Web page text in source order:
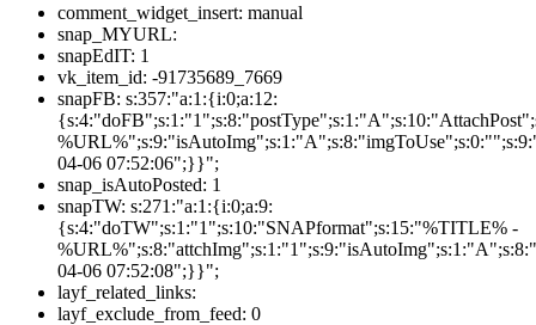
comment_widget_insert: manual
snap_MYURL:
snapEdIT: 1
vk_item_id: -91735689_7669
snapFB: s:357:"a:1:{i:0;a:12:
04-06 07:52:06";}}";
snap_isAutoPosted: 1
snapTW: s:271:"a:1:{i:0;a:9:
{s:4:"doTW";s:1:"1";s:10:"SNAPformat";s:15:"%TITLE% -
04-06 07:52:08";}}";
layf_related_links:
layf_exclude_from_feed: 0